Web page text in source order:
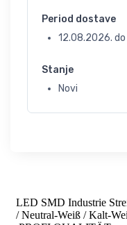
Period dostave
12.08.2026. do
Stanje
Novi